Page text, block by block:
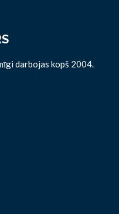
darbojas kopš 2004.